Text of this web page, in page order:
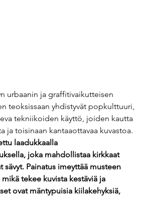
urbaanin ja graffitivaikutteisen
teoksissaan yhdistyvät popkulttuuri,
tekniikoiden käyttö, joiden kautta
ja toisinaan kantaaottavaa kuvastoa.
laadukkaalla
joka mahdollistaa kirkkaat
sävyt. Painatus imeyttää musteen
tekee kuvista kestäviä ja
ovat mäntypuisia kiilakehyksiä,